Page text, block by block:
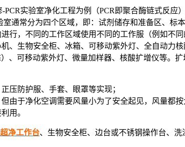
-PCR实验室净化工程为例（PCR即聚合酶链式反
通常分为四个区域，即：试剂储存和准备区、标
行，不同的工作区域使用不同的工作服（例如不
、生物安全柜、冰箱、可移动紫外灯、全自动力
、可移动紫外灯、微量加样器、核酸扩增仪等。
压防护服、手套、眼罩等实现；
由于净化空调需要风量小为了安全起见，风量都
用。
超净工作台、生物安全柜、边台或不锈钢操作台、洗